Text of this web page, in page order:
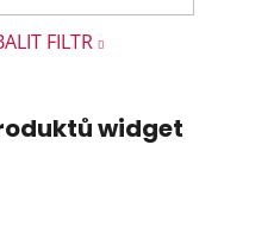
FILTR
widget
je 5 z 5 hvězdiček.